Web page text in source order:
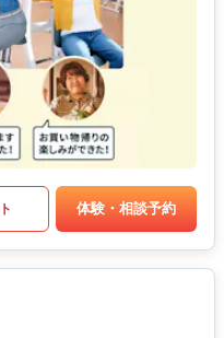
体験・相談予約